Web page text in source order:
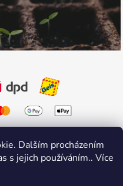
Dalším procházením
s jejich používáním.. Více